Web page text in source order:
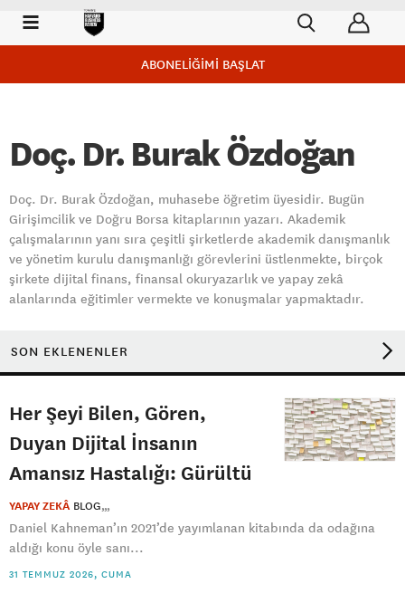
ABONELİĞİMİ BAŞLAT
Doç. Dr. Burak Özdoğan
Doç. Dr. Burak Özdoğan, muhasebe öğretim üyesidir. Bugün
Girişimcilik ve Doğru Borsa kitaplarının yazarı. Akademik
çalışmalarının yanı sıra çeşitli şirketlerde akademik danışmanlık
ve yönetim kurulu danışmanlığı görevlerini üstlenmekte, birçok
şirkete dijital finans, finansal okuryazarlık ve yapay zekâ
alanlarında eğitimler vermekte ve konuşmalar yapmaktadır.
SON EKLENENLER
Her Şeyi Bilen, Gören,
Duyan Dijital İnsanın
Amansız Hastalığı: Gürültü
YAPAY ZEKÂ BLOG
Daniel Kahneman’ın 2021’de yayımlanan kitabında da odağına
aldığı konu öyle sanı...
31 TEMMUZ 2026, CUMA